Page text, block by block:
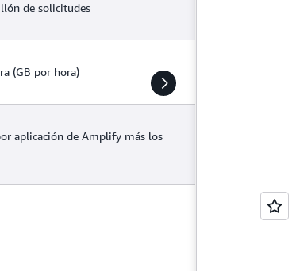
de solicitudes
(GB por hora)
aplicación de Amplify más los